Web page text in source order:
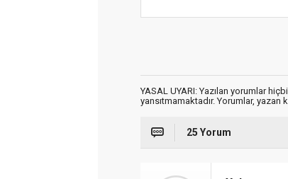
YASAL UYARI: Yazılan yorumlar
yansıtmamaktadır. Yorumlar, yazan
25 Yorum